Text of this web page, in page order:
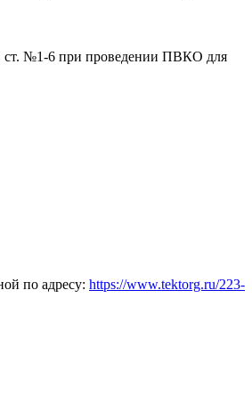
ст. №1-6 при проведении ПВКО для
по адресу: https://www.tektorg.ru/223-